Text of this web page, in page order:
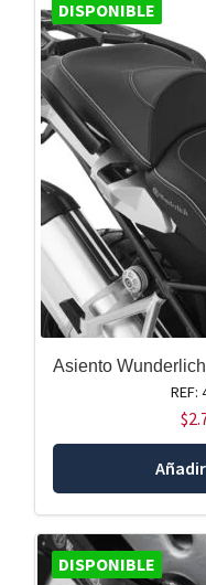
DISPONIBLE
Asiento
REF:
$
DISPONIBLE